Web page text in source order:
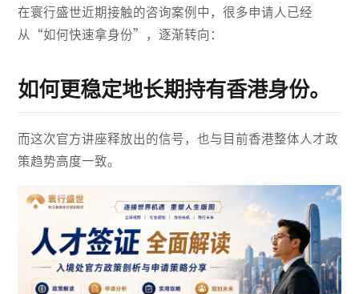
在寰行盛世近期接触的咨询案例中，很多申请人已经
从“如何快速拿身份”，逐渐转向：
如何更稳定地长期持有香港身份。
而这次官方讲座释放出的信号，也与目前香港整体人才政
策趋势高度一致。